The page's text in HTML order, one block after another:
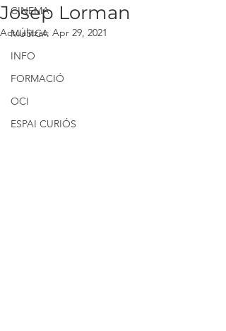
CINEMA
MÚSICA
INFO
FORMACIÓ
OCI
ESPAI CURIÓS
Josep Lorman
Actualitzat: Apr 29, 2021